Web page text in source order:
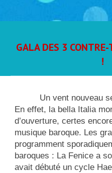
GALA DES 3
!
Un vent nouveau
En effet, la bella Italia
d’ouverture, certes
musique baroque. Les
programment
baroques : La Fenice a
avait débuté un cycle